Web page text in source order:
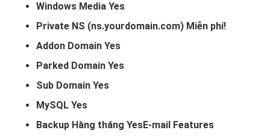
Windows Media Yes
Private NS (ns.yourdomain.com) Miễn phí!
Addon Domain Yes
Parked Domain Yes
Sub Domain Yes
MySQL Yes
Backup Hàng tháng YesE-mail Features